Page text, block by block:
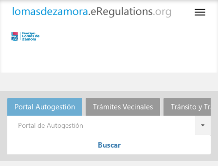
Portal Autogestión Trámites Vecinales Tránsito y
Portal de Autogestión
Buscar